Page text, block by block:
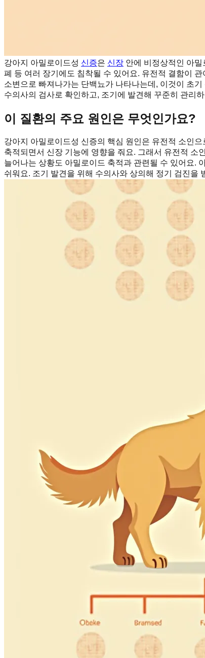
강아지 아밀로이드성 신증은 신장 안에 비정상적인 아
폐 등 여러 장기에도 침착될 수 있어요. 유전적 결함이
소변으로 빠져나가는 단백뇨가 나타나는데, 이것이 초
수의사의 검사로 확인하고, 조기에 발견해 꾸준히 관리
이 질환의 주요 원인은 무엇인가요?
강아지 아밀로이드성 신증의 핵심 원인은 유전적 소인
축적되면서 신장 기능에 영향을 줘요. 그래서 유전적 소
늘어나는 상황도 아밀로이드 축적과 관련될 수 있어요.
쉬워요. 조기 발견을 위해 수의사와 상의해 정기 검진을